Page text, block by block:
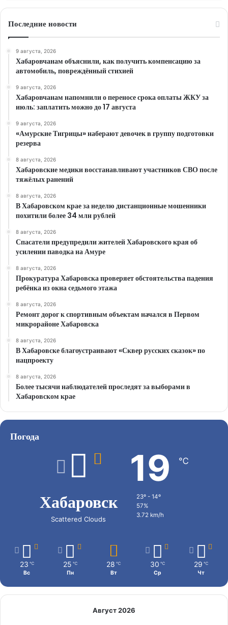
Последние новости
9 августа, 2026
Хабаровчанам объяснили, как получить компенсацию за
автомобиль, повреждённый стихией
9 августа, 2026
Хабаровчанам напомнили о переносе срока оплаты ЖКУ за
июль: заплатить можно до 17 августа
9 августа, 2026
«Амурские Тигрицы» наберают девочек в группу подготовки
резерва
8 августа, 2026
Хабаровские медики восстанавливают участников СВО после
тяжёлых ранений
8 августа, 2026
В Хабаровском крае за неделю дистанционные мошенники
похитили более 34 млн рублей
8 августа, 2026
Спасатели предупредили жителей Хабаровского края об
усилении паводка на Амуре
8 августа, 2026
Прокуратура Хабаровска проверяет обстоятельства падения
ребёнка из окна седьмого этажа
8 августа, 2026
Ремонт дорог к спортивным объектам начался в Первом
микрорайоне Хабаровска
8 августа, 2026
В Хабаровске благоустраивают «Сквер русских сказок» по
нацпроекту
8 августа, 2026
Более тысячи наблюдателей проследят за выборами в
Хабаровском крае
Погода
Хабаровск
Scattered Clouds
19 ℃
23º - 14º
57%
3.72 km/h
23 ℃
Вс
25 ℃
Пн
28 ℃
Вт
30 ℃
Ср
29 ℃
Чт
Август 2026